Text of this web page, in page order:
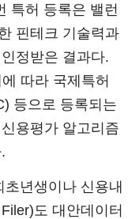
특허 등록은 밸런
핀테크 기술력과
정받은 결과다.
따라 국제특허
등으로 등록되는
용평가 알고리즘
년생이나 신용내
도 대안데이터